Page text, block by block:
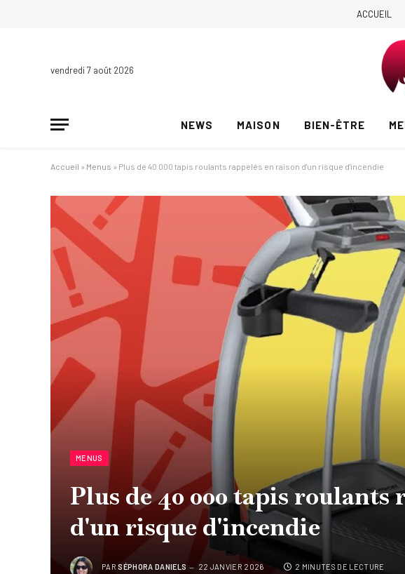
ACCUEIL
vendredi 7 août 2026
NEWS MAISON BIEN-ÊTRE
Accueil » Menus » Plus de 40 000 tapis roulants rappelés en raison d'un risque d'incendie
MENUS
Plus de 40 000 tapis roulants
d'un risque d'incendie
PAR SÉPHORA DANIELS 22 JANVIER 2026 2 MINUTES DE LECTURE